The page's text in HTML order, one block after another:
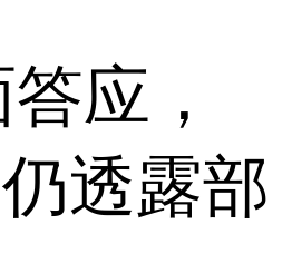
应，
透露部